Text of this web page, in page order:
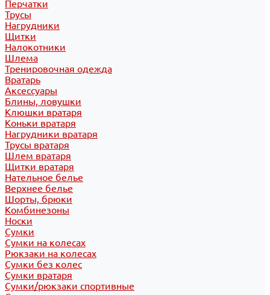
Перчатки
Трусы
Нагрудники
Щитки
Налокотники
Шлема
Тренировочная одежда
Вратарь
Аксессуары
Блины, ловушки
Клюшки вратаря
Коньки вратаря
Нагрудники вратаря
Трусы вратаря
Шлем вратаря
Щитки вратаря
Нательное белье
Верхнее белье
Шорты, брюки
Комбинезоны
Носки
Сумки
Сумки на колесах
Рюкзаки на колесах
Сумки без колес
Сумки вратаря
Сумки/рюкзаки спортивные